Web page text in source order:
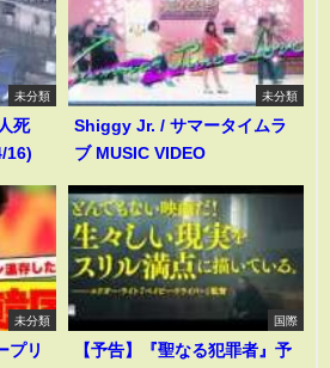
未分類
死
16)
未分類
Shiggy Jr. / サマータイムラ
ブ MUSIC VIDEO
未分類
プリ
国際
【予告】『聖なる犯罪者』予